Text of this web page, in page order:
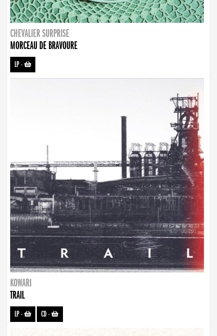
CHEVALIER SURPRISE
MORCEAU DE BRAVOURE
LP-
KOWARI
TRAIL
LP- CD-